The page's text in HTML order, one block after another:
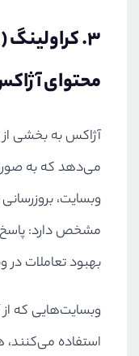
۳.
محتوای
آژاکس به بخشی
می‌دهد که به
وبسایت،
مشخص دارد:
بهبود تعاملات در
وبسایت‌هایی که از
استفاده